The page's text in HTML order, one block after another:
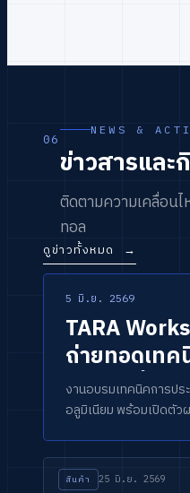
06
NEWS &
ข่าวสารและ
ติดตามความเคลื่อน
ทอล
ดูข่าวทั้งหมด →
กิจกรรม / เวิร์กช็อป
5 มิ.ย. 2569
TARA
ถ่ายทอดเท
เนียม พร้อม
ZLENDER
งานอบรมเทคนิคการป
อลูมิเนียม พร้อมเปิดตัว
สินค้า 25 มิ.ย. 2569